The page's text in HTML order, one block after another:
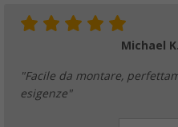
Michael K.
"Facile da montare,
esigenze"